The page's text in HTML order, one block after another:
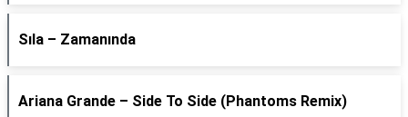
Sıla – Zamanında
Ariana Grande – Side To Side (Phantoms Remix)